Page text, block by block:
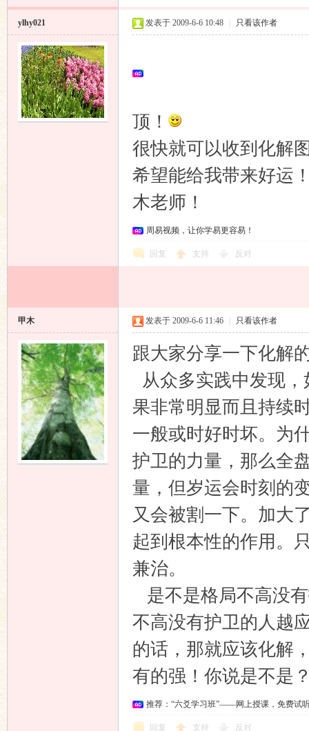
ylhy021 发表于 2009-6-6 10:48 只看该作者
顶！
很快就可以收到化解
希望能给我带来好运
木老师！
周易视频，让你学易更容易！
回复 支持 反对
甲木 发表于 2009-6-6 11:46 只看该作者
跟大家分享一下化解
从众多实践中发现
果非常明显而且持续
一般或时好时坏。为
护卫的力量，那么全
量，但岁运会时刻的
又会被割一下。加大
起到根本性的作用。
兼治。
是不是格局不高没
不高没有护卫的人越
的话，那就应该化解
有的强！你说是不是
推荐：“六爻学习班”——网上授课，免费试
回复 支持 反对